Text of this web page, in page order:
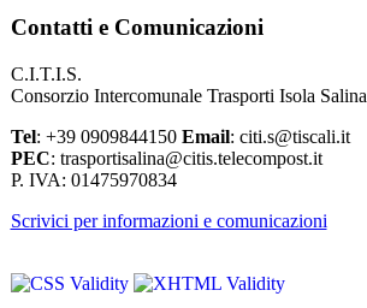
Contatti e Comunicazioni
C.I.T.I.S.
Consorzio Intercomunale Trasporti Isola Salina
Tel: +39 0909844150 Email: citi.s@tiscali.it
PEC: trasportisalina@citis.telecompost.it
P. IVA: 01475970834
Scrivici per informazioni e comunicazioni